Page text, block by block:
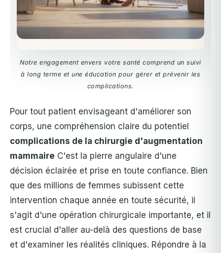
Notre engagement envers votre santé comprend un suivi
à long terme et une éducation pour gérer et prévenir les
complications.
Pour tout patient envisageant d'améliorer son
corps, une compréhension claire du potentiel
complications de la chirurgie d'augmentation
mammaire C'est la pierre angulaire d'une
décision éclairée et prise en toute confiance. Bien
que des millions de femmes subissent cette
intervention chaque année en toute sécurité, il
s'agit d'une opération chirurgicale importante, et il
est crucial d'aller au-delà des questions de base
et d'examiner les réalités cliniques. Répondre à la